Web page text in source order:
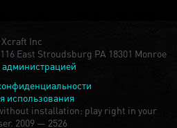
Xcraft Inc
East Stroudsburg PA 18301 Monroe
администрацией
использования
installation: play right in your
2009 — 2526